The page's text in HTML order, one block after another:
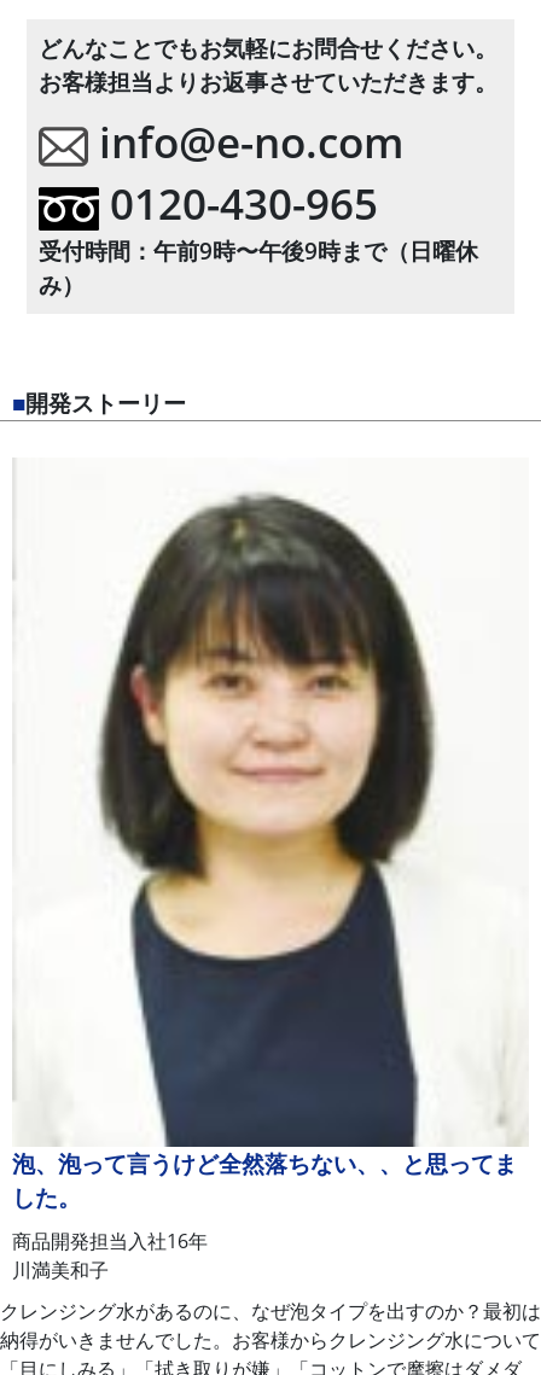
どんなことでもお気軽にお問合せください。
お客様担当よりお返事させていただきます。
info@e-no.com
0120-430-965
受付時間：午前9時〜午後9時まで（日曜休
み）
■開発ストーリー
泡、泡って言うけど全然落ちない、、と思ってま
した。
商品開発担当入社16年
川満美和子
クレンジング水があるのに、なぜ泡タイプを出すのか？最初は
納得がいきませんでした。お客様からクレンジング水について
「目にしみる」「拭き取りが嫌」「コットンで摩擦はダメダ